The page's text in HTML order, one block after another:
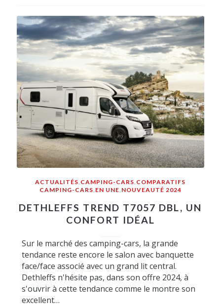
ACTUALITÉS CAMPING-CARS COMPARATIFS
CAMPING-CARS EN UNE NOUVEAUTÉ 2024
DETHLEFFS TREND T7057 DBL, UN
CONFORT IDÉAL
Sur le marché des camping-cars, la grande
tendance reste encore le salon avec banquette
face/face associé avec un grand lit central.
Dethleffs n'hésite pas, dans son offre 2024, à
s'ouvrir à cette tendance comme le montre son
excellent…